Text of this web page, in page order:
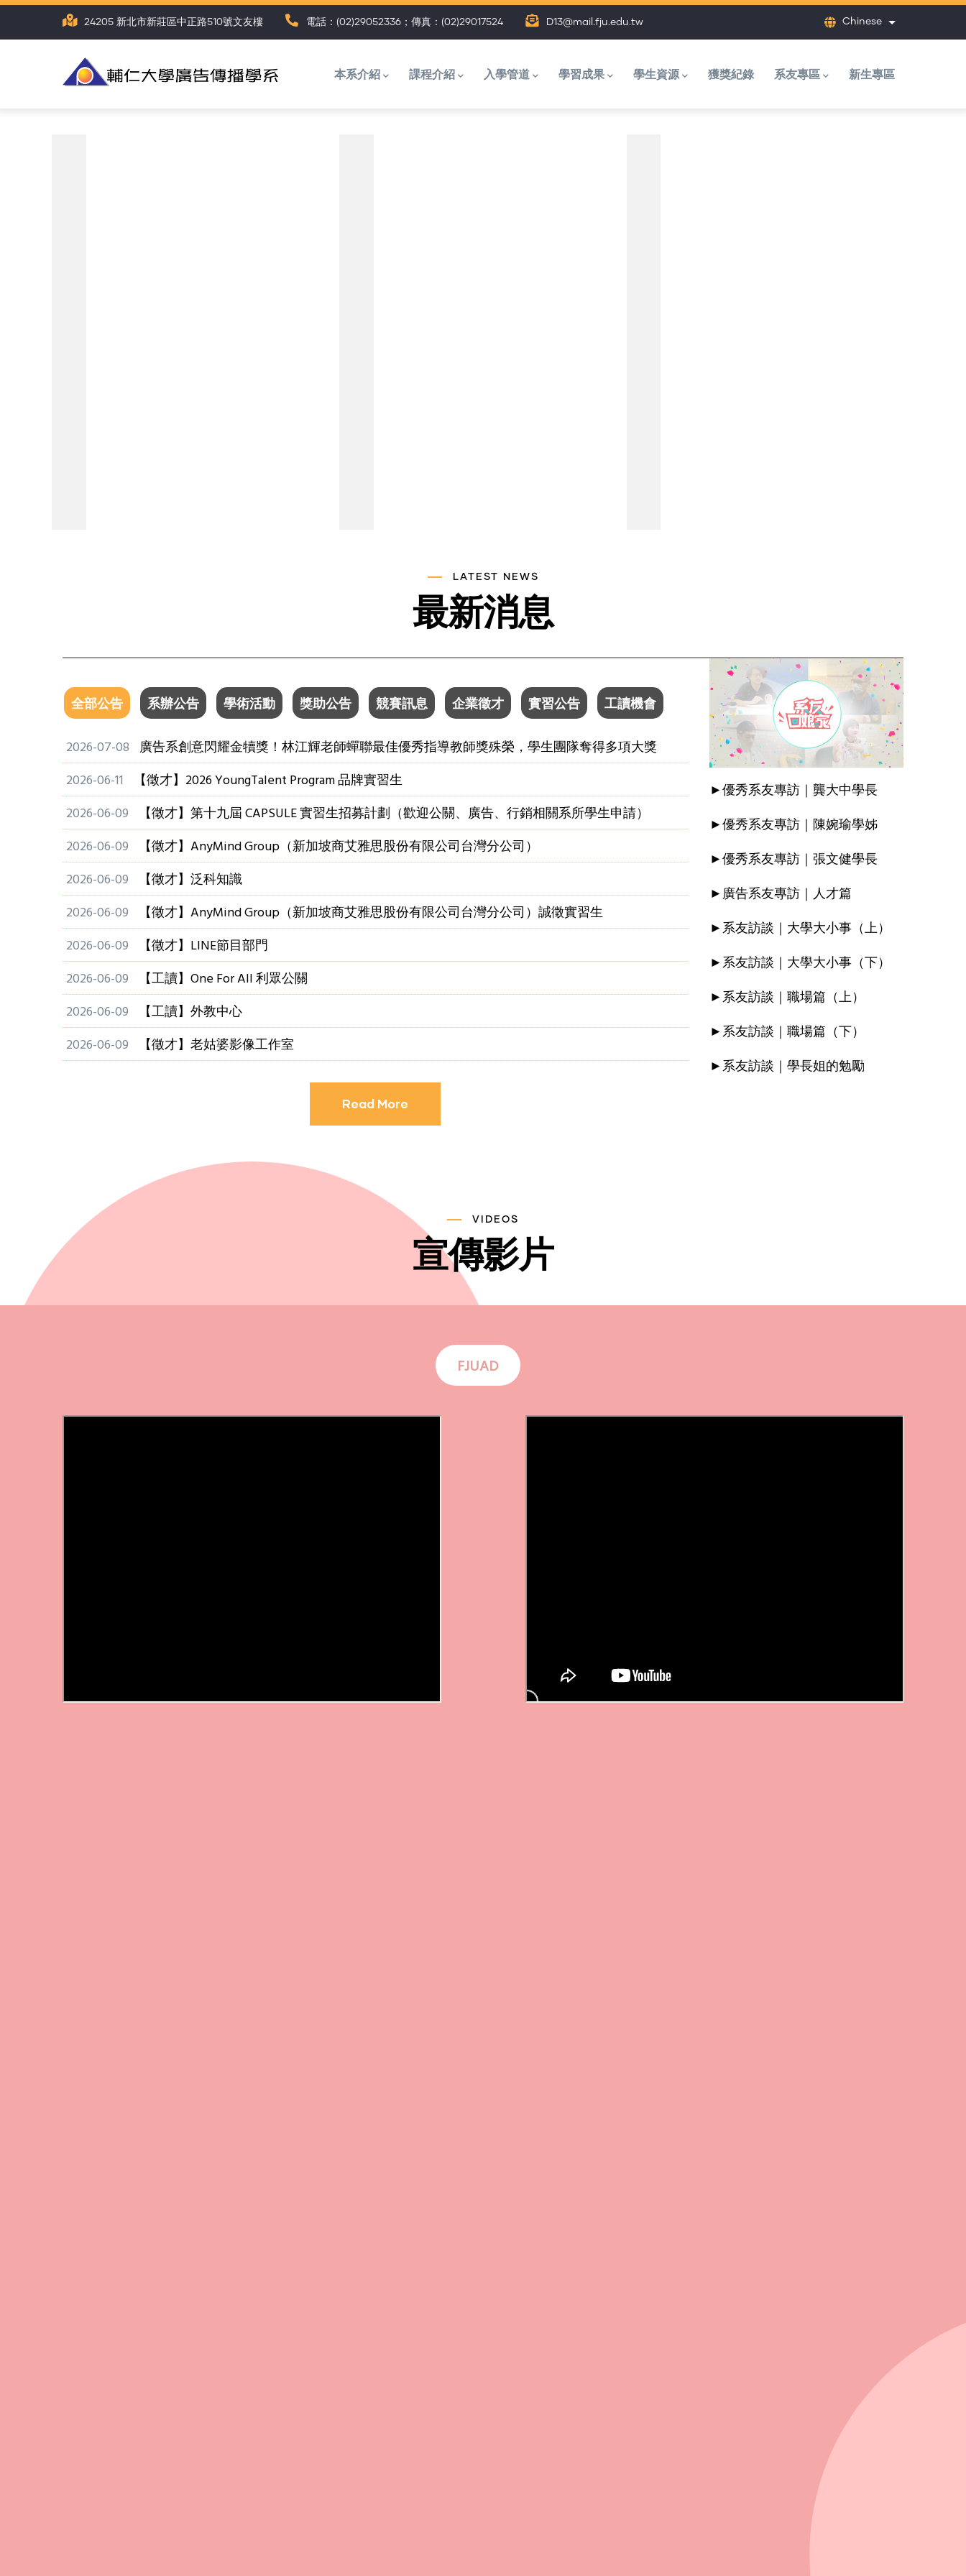
移
24205 新北市新莊區中正路510號文友樓 電話：(02)29052336；傳真：(02)29017524 D13@mail.fju.edu.tw Chinese 列出額外動作
選
單
本系介紹 課程介紹 入學管道 學習成果 學生資源 獲獎紀錄 系友專區 新生專區
LATEST NEWS
最新消息
全部公告 系辦公告 學術活動 獎助公告 競賽訊息 企業徵才 實習公告 工讀機會
2026-07-08 廣告系創意閃耀金犢獎！林江輝老師蟬聯最佳優秀指導教師獎殊榮，學生團隊奪得多項大獎
2026-06-11
【徵才】2026 YoungTalent Program 品牌實習生
2026-06-09
【徵才】第十九屆 CAPSULE 實習生招募計劃（歡迎公關、廣告、行銷相關系所學生申請）
2026-06-09
【徵才】AnyMind Group（新加坡商艾雅思股份有限公司台灣分公司）
2026-06-09
【徵才】泛科知識
2026-06-09
【徵才】AnyMind Group（新加坡商艾雅思股份有限公司台灣分公司）誠徵實習生
2026-06-09
【徵才】LINE節目部門
2026-06-09
【工讀】One For All 利眾公關
2026-06-09
【工讀】外教中心
2026-06-09
【徵才】老姑婆影像工作室
Read More
►優秀系友專訪｜龔大中學長
►優秀系友專訪｜陳婉瑜學姊
►優秀系友專訪｜張文健學長
►廣告系友專訪｜人才篇
►系友訪談｜大學大小事（上）
►系友訪談｜大學大小事（下）
►系友訪談｜職場篇（上）
►系友訪談｜職場篇（下）
►系友訪談｜學長姐的勉勵
VIDEOS
宣傳影片
FJUAD